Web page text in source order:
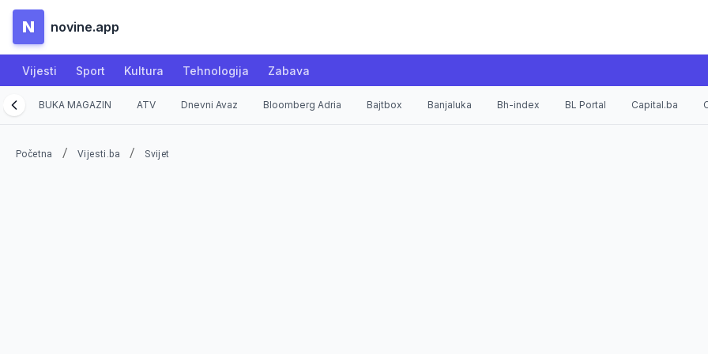
N novine.app
Vijesti Sport Kultura Tehnologija Zabava
BUKA MAGAZIN ATV Dnevni Avaz Bloomberg Adria Bajtbox Banjaluka Bh-index BL Portal Capital.ba
Početna / Vijesti.ba / Svijet